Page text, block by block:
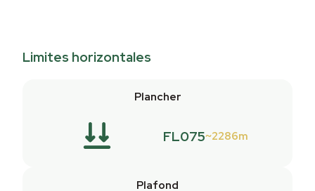
Limites horizontales
Plancher
FL075 2286m
Plafond